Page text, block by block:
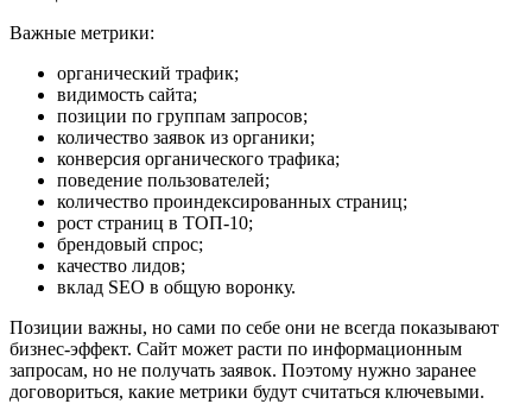
Важные метрики:
органический трафик;
видимость сайта;
позиции по группам запросов;
количество заявок из органики;
конверсия органического трафика;
поведение пользователей;
количество проиндексированных страниц;
рост страниц в ТОП-10;
брендовый спрос;
качество лидов;
вклад SEO в общую воронку.
Позиции важны, но сами по себе они не всегда показывают
бизнес-эффект. Сайт может расти по информационным
запросам, но не получать заявок. Поэтому нужно заранее
договориться, какие метрики будут считаться ключевыми.